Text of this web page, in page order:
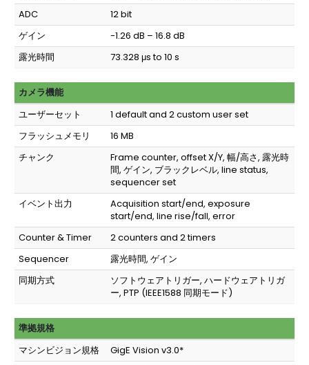
ADC
12 bit
ゲイン
-1.26 dB – 16.8 dB
露光時間
73.328 μs to 10 s
カメラ機能
ユーザーセット
1 default and 2 custom user set
フラッシュメモリ
16 MB
チャンク
Frame counter, offset X/Y, 幅/高さ, 露光時
間, ゲイン, ブラックレベル, line status,
sequencer set
イベント出力
Acquisition start/end, exposure
start/end, line rise/fall, error
Counter & Timer
2 counters and 2 timers
Sequencer
露光時間, ゲイン
同期方式
ソフトウェアトリガー, ハードウェアトリガ
ー, PTP (IEEE1588 同期モード)
準拠規格
マシンビジョン規格
GigE Vision v3.0*